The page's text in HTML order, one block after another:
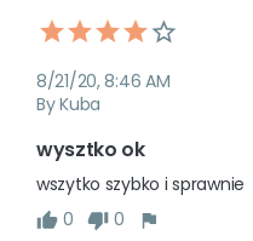
8/21/20, 8:46 AM
By Kuba
wysztko ok
wszytko szybko i sprawnie
0
0